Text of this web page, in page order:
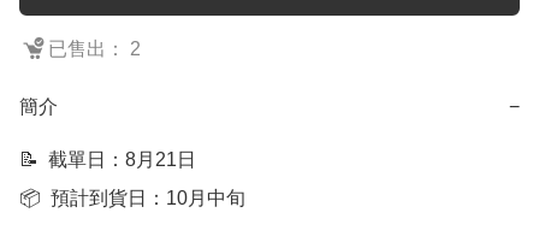
已售出： 2
簡介 −
📝  截單日：8月21日
📦  預計到貨日：10月中旬